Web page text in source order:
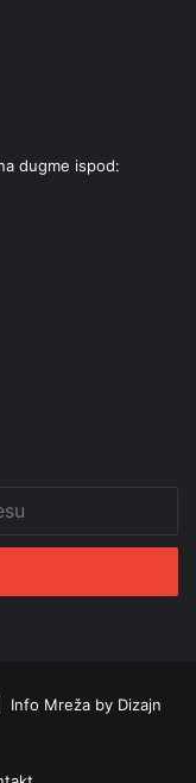
dugme ispod:
Info Mreža by Dizajn